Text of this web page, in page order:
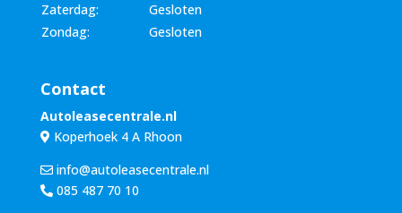
Zaterdag:
Gesloten
Zondag:
Gesloten
Contact
Autoleasecentrale.nl
Koperhoek 4 A Rhoon
info@autoleasecentrale.nl
085 487 70 10